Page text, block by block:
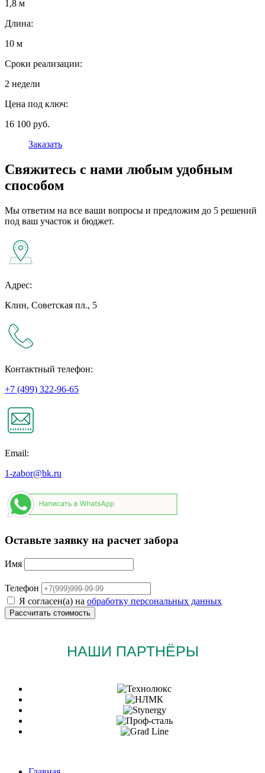
1,8 м
Длина:
10 м
Сроки реализации:
2 недели
Цена под ключ:
16 100 руб.
Заказать
Свяжитесь с нами любым удобным
способом
Мы ответим на все ваши вопросы и предложим до 5 решений
под ваш участок и бюджет.
Адрес:
Клин, Советская пл., 5
Контактный телефон:
+7 (499) 322-96-65
Email:
1-zabor@bk.ru
Оставьте заявку на расчет забора
Имя
Телефон
Я согласен(а) на обработку персональных данных
НАШИ ПАРТНЁРЫ